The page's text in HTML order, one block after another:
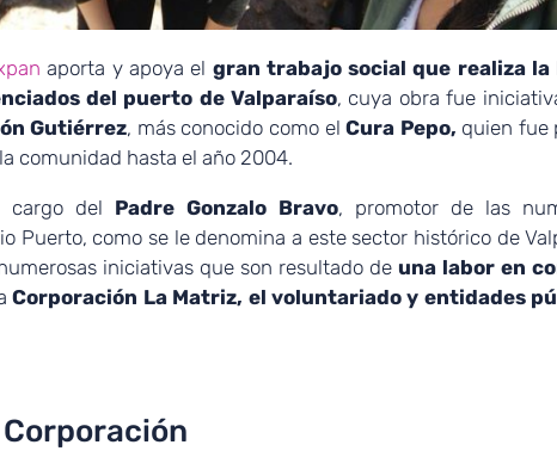
aporta y apoya el gran trabajo social que realiza la
del puerto de Valparaíso, cuya obra fue
Gutiérrez, más conocido como elCura Pepo, quien fue
comunidad hasta el año 2004.
cargo del Padre Gonzalo Bravo, promotor de las
Puerto, como se le denomina a este sector histórico de
iniciativas que son resultado de una labor en
Corporación La Matriz, el voluntariado y entidades